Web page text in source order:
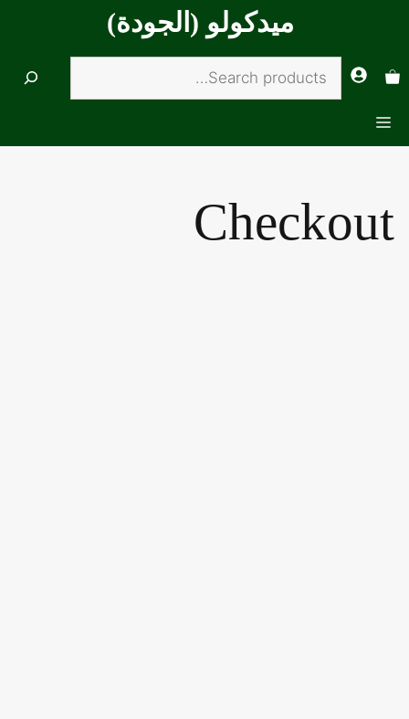
ميدكولو (الجودة)
القائمة
Search
Checkout